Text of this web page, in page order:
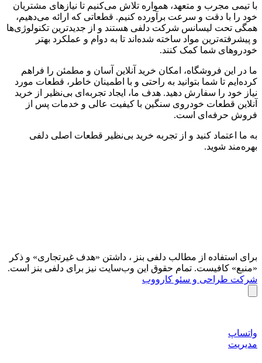
با تیمی مجرب و متعهد، همواره تلاش می‌کنیم تا نیازهای مشتریان
خود را با دقت و سرعت برآورده کنیم. قطعاتی که ارائه می‌دهیم،
همگی تحت لیسانس شرکت دلفی هستند و از جدیدترین تکنولوژی‌ها
و پیشرفته‌ترین مواد ساخته شده‌اند تا به دوام و عملکرد بهتر
خودروهای شما کمک کنند.
ما در این فروشگاه، امکان خرید آنلاین آسان و مطمئن را فراهم
کرده‌ایم تا شما بتوانید به راحتی و با اطمینان خاطر، قطعات مورد
نیاز خود را سفارش دهید. هدف ما، ایجاد تجربه‌ای بی‌نظیر از خرید
آنلاین قطعات خودروی سنگین با کیفیت عالی و خدمات پس از
فروش حرفه‌ای است.
به ما اعتماد کنید و از تجربه‌ خرید بی‌نظیر قطعات اصلی دلفی
بهره‌مند شوید.
برای استفاده از مطالب دلفی بنز ، داشتن «هدف غیرتجاری» و ذکر
«منبع» کافیست. تمام حقوق اين وب‌سايت نیز برای دلفی بنز است.
شرکت طراحی و سئو کارووب
واتساپ
مدیریت